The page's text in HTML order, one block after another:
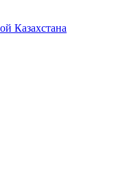
Казахстана